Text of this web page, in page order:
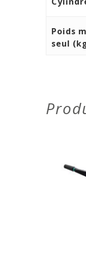
Poids
seul